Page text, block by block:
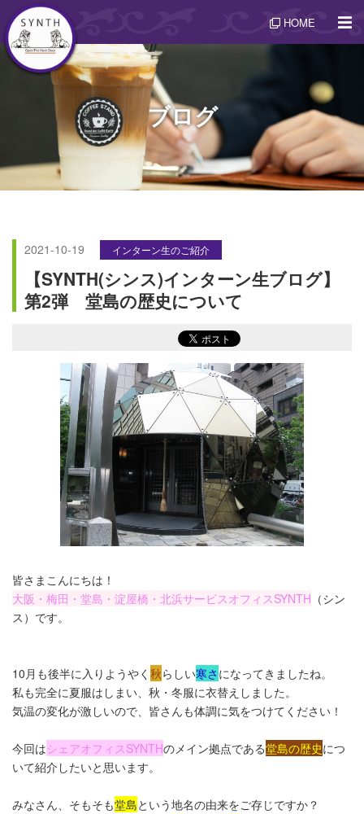
HOME
ブログ
2021-10-19 インターン生のご紹介
【SYNTH(シンス)インターン生ブログ】
第2弾 堂島の歴史について
皆さまこんにちは！
大阪・梅田・堂島・淀屋橋・北浜サービスオフィスSYNTH （シン
ス）です​。
10月も後半に入りようやく 秋らしい寒さ になってきましたね。
私も完全に夏服はしまい、秋・冬服に衣替えしました。
気温の変化が激しいので、皆さんも体調に気をつけてください！
今回はシェアオフィスSYNTHのメイン拠点である堂島の歴史につ
いて紹介したいと思います。
みなさん、そもそも堂島という地名の由来をご存じですか？